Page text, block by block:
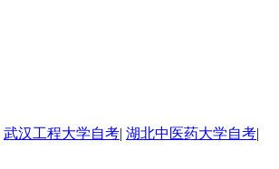
武汉工程大学自考| 湖北中医药大学自考|